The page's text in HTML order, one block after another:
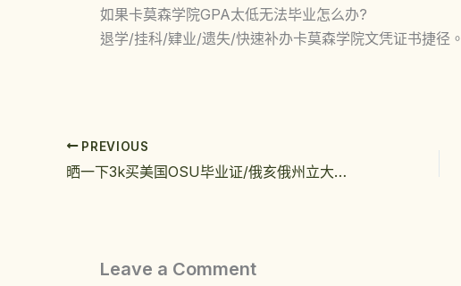
如果卡莫森学院GPA太低无法毕业怎么办?
退学/挂科/肄业/遗失/快速补办卡莫森学院文凭证书捷径。
PREVIOUS
晒一下3k买美国OSU毕业证/俄亥俄州立大学学位证值不值
Leave a Comment